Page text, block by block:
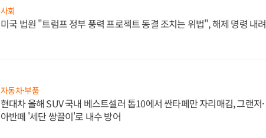
사회
미국 법원 "트럼프 정부 풍력 프로젝트 동결 조치는 위법", 해제 명령 내려
자동차·부품
현대차 올해 SUV 국내 베스트셀러 톱10에서 싼타페만 자리매김, 그랜저·
아반떼 '세단 쌍끌이'로 내수 방어